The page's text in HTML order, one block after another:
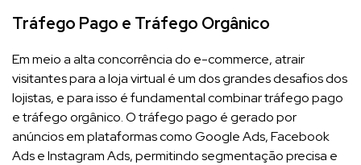
Tráfego Pago e Tráfego Orgânico
Em meio a alta concorrência do e-commerce, atrair
visitantes para a loja virtual é um dos grandes desafios dos
lojistas, e para isso é fundamental combinar tráfego pago
e tráfego orgânico. O tráfego pago é gerado por
anúncios em plataformas como Google Ads, Facebook
Ads e Instagram Ads, permitindo segmentação precisa e